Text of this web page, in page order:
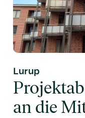
Tel:
040 /
E-Mail:
Lurup
an die